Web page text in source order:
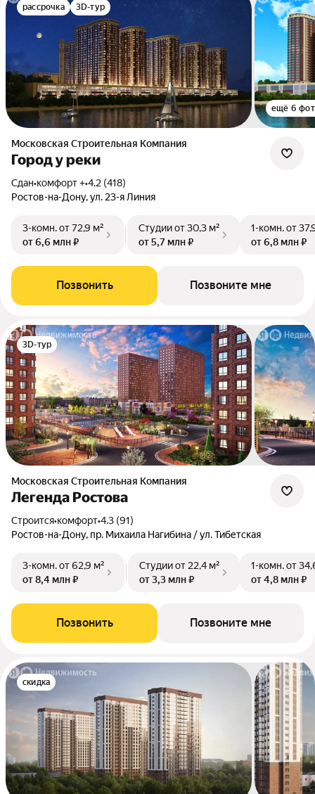
рассрочка 3D-тур
ещё 6
Московская Строительная Компания
Город у реки
Сдан•комфорт +•4.2 (418)
Ростов-на-Дону, ул. 23-я Линия
3-комн.от 72,9 м²
от 6,6 млн ₽
Студииот 30,3 м²
от 5,7 млн ₽
1-комн.от
от 6,8 млн ₽
Позвонить Позвоните мне
3D-тур
Московская Строительная Компания
Легенда Ростова
Строится•комфорт•4.3 (91)
Ростов-на-Дону, пр. Михаила Нагибина / ул. Тибетская
3-комн.от 62,9 м²
от 8,4 млн ₽
Студииот 22,4 м²
от 3,3 млн ₽
1-комн.от
от 4,8 млн ₽
Позвонить Позвоните мне
скидка